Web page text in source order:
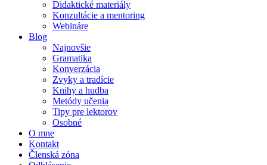
Didaktické materiály
Konzultácie a mentoring
Webináre
Blog
Najnovšie
Gramatika
Konverzácia
Zvyky a tradície
Knihy a hudba
Metódy učenia
Tipy pre lektorov
Osobné
O mne
Kontakt
Členská zóna